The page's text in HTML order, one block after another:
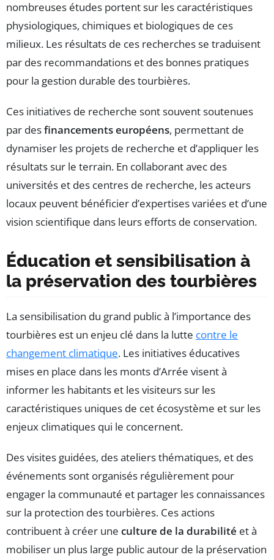
nombreuses études portent sur les caractéristiques
physiologiques, chimiques et biologiques de ces
milieux. Les résultats de ces recherches se traduisent
par des recommandations et des bonnes pratiques
pour la gestion durable des tourbières.
Ces initiatives de recherche sont souvent soutenues
par desfinancements européens, permettant de
dynamiser les projets de recherche et d’appliquer les
résultats sur le terrain. En collaborant avec des
universités et des centres de recherche, les acteurs
locaux peuvent bénéficier d’expertises variées et d’une
vision scientifique dans leurs efforts de conservation.
Éducation et sensibilisation à
la préservation des tourbières
La sensibilisation du grand public à l’importance des
tourbières est un enjeu clé dans la lutte contre le
changement climatique. Les initiatives éducatives
mises en place dans les monts d’Arrée visent à
informer les habitants et les visiteurs sur les
caractéristiques uniques de cet écosystème et sur les
enjeux climatiques qui le concernent.
Des visites guidées, des ateliers thématiques, et des
événements sont organisés régulièrement pour
engager la communauté et partager les connaissances
sur la protection des tourbières. Ces actions
contribuent à créer une culture de la durabilité et à
mobiliser un plus large public autour de la préservation